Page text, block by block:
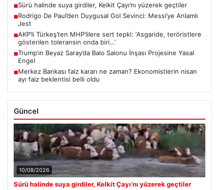
■Sürü halinde suya girdiler, Kelkit Çayı’nı yüzerek geçtiler
■Rodrigo De Paul’den Duygusal Gol Sevinci: Messi’ye Anlamlı
Jest
■AKP’li Türkeş’ten MHP’lilere sert tepki: ‘Asgaride, teröristlere
gösterilen toleransın onda biri…’
■Trump’ın Beyaz Saray’da Balo Salonu İnşası Projesine Yasal
Engel
■Merkez Bankası faiz kararı ne zaman? Ekonomistlerin nisan
ayı faiz beklentisi belli oldu
Güncel
10/08/2026
Sürü halinde suya girdiler, Kelkit Çayı’nı yüzerek geçtiler